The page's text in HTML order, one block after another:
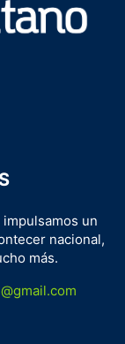
un
nacional,
más.